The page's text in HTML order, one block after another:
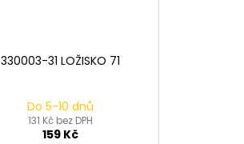
330003-31 LOŽISKO 71
Do 5-10 dnů
131 Kč bez DPH
159 Kč